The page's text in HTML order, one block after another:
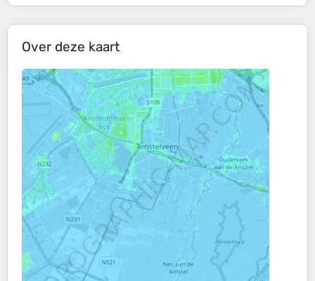
Over deze kaart